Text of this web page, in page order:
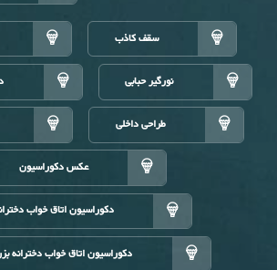
سقف کاذب
نورگیر حبابی
طراحی داخلی
عکس دکوراسیون
دکوراسیون اتاق خواب
دکوراسیون اتاق خواب دخترانه